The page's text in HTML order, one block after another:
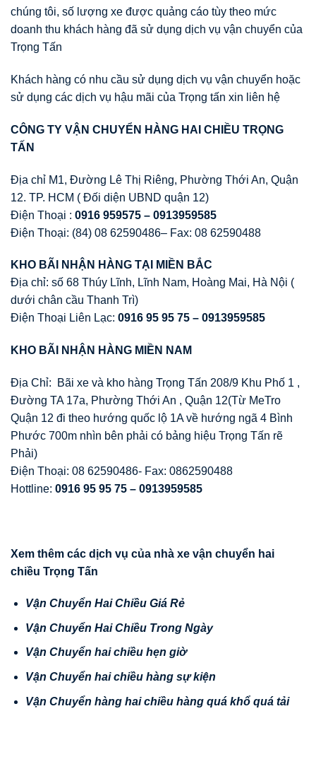
chúng tôi, số lượng xe được quảng cáo tùy theo mức
doanh thu khách hàng đã sử dụng dịch vụ vận chuyển của
Trọng Tấn
Khách hàng có nhu cầu sử dụng dịch vụ vận chuyển hoặc
sử dụng các dịch vụ hậu mãi của Trọng tấn xin liên hệ
CÔNG TY VẬ N CHUYỂ N HÀNG HAI CHI ỀU TRỌNG
TẤ N
Địa chỉ M1, Đường Lê Thị Riêng, Phường Thới An, Quận
12. TP. HCM ( Đối diện UBND quận 12)
Điện Thoại : 0916 959575 – 0913959585
Điện Thoại: (84) 08 62590486– Fax: 08 62590488
KHO BÃI NHẬ N HÀNG TẠ I MI Ề N BẮC
Địa chỉ: số 68 Thúy Lĩnh, Lĩnh Nam, Hoàng Mai, Hà Nội (
dưới chân cầu Thanh Trì)
Điện Thoại Liên Lạc: 0916 95 95 75 – 0913959585
KHO BÃI NHẬ N HÀNG MI Ề N NAM
Địa Chỉ: Bãi xe và kho hàng Trọng Tấn 208/9 Khu Phố 1 ,
Đường TA 17a, Phường Thới An , Quận 12(Từ MeTro
Quận 12 đi theo hướng quốc lộ 1A về hướng ngã 4 Bình
Phước 700m nhìn bên phải có bảng hiệu Trọng Tấn rẽ
Phải)
Điện Thoại: 08 62590486- Fax: 0862590488
Hottline: 0916 95 95 75 – 0913959585
Xem thêm các d ịch vụ của nhà xe vận chuyển hai
chiều Trọng Tấn
Vận Chuyển Hai Chiều Giá Rẻ
Vận Chuyển Hai Chiều Trong Ngày
Vận Chuyển hai chiều hẹn giờ
Vận Chuyển hai chiều hàng sựkiện
Vận Chuyển hàng hai chiều hàng quá khổquá tải